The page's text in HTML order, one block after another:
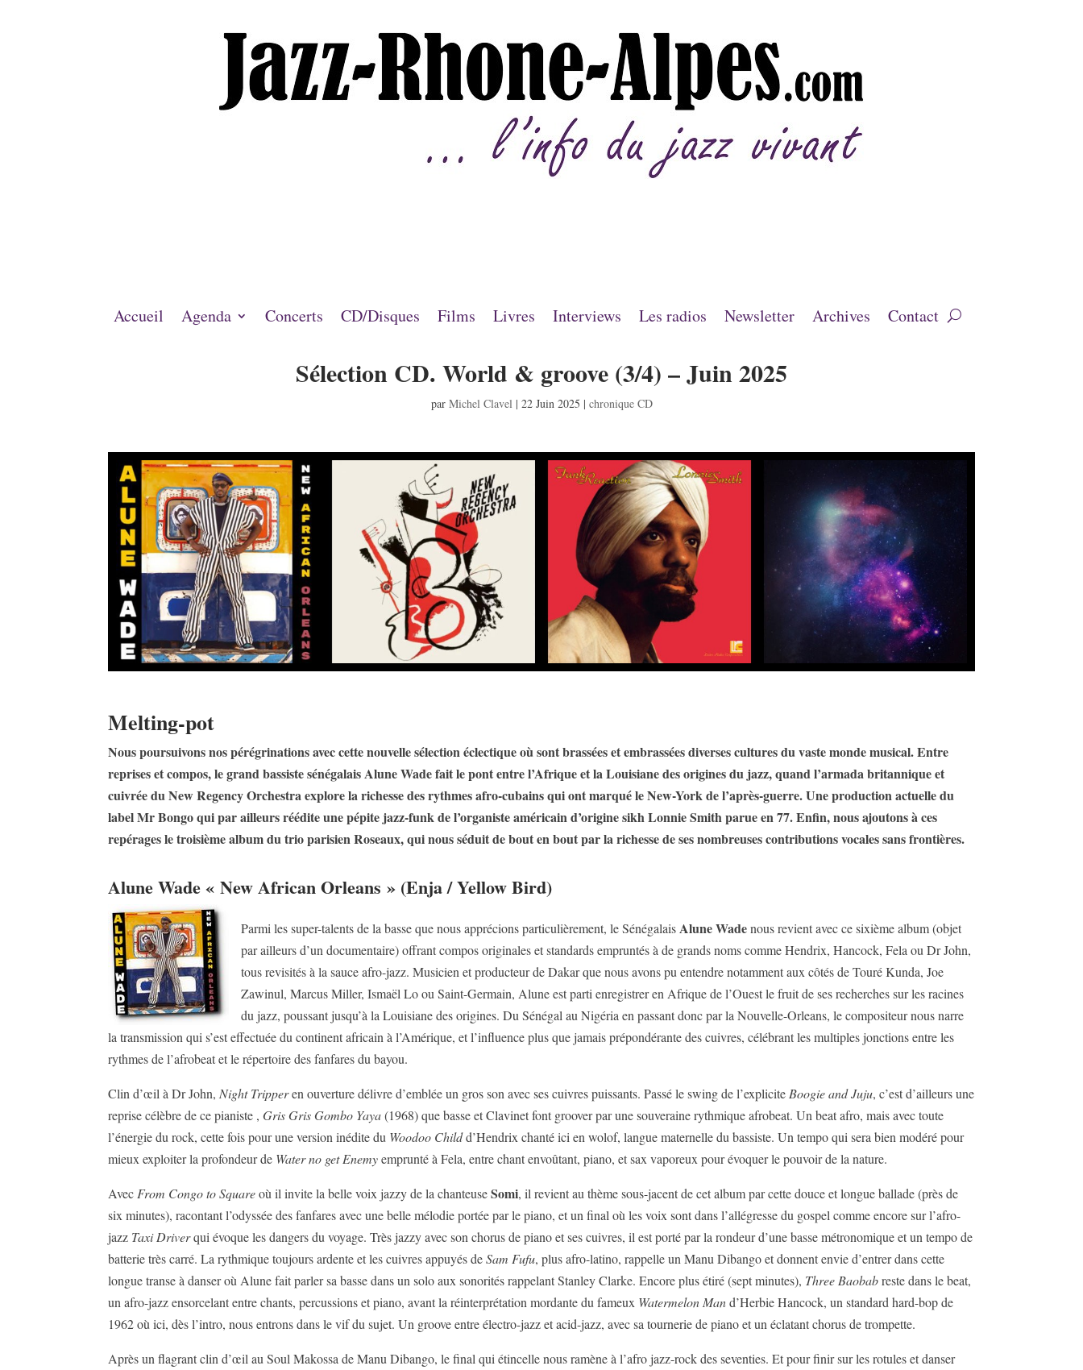
Accueil Agenda Concerts CD/Disques Films Livres Interviews Les radios Newsletter Archives Contact
Sélection CD. World & groove (3/4) – Juin 2025
par Michel Clavel | 22 Juin 2025 | chronique CD
Melting-pot
Nous poursuivons nos pérégrinations avec cette nouvelle sélection éclectique où sont brassées et embrassées diverses cultures du vaste monde musical. Entre
reprises et compos, le grand bassiste sénégalais Alune Wade fait le pont entre l’Afrique et la Louisiane des origines du jazz, quand l’armada britannique et
cuivrée du New Regency Orchestra explore la richesse des rythmes afro-cubains qui ont marqué le New-York de l’après-guerre. Une production actuelle du
label Mr Bongo qui par ailleurs réédite une pépite jazz-funk de l’organiste américain d’origine sikh Lonnie Smith parue en 77. Enfin, nous ajoutons à ces
repérages le troisième album du trio parisien Roseaux, qui nous séduit de bout en bout par la richesse de ses nombreuses contributions vocales sans frontières.
Alune Wade « New African Orleans » (Enja / Yellow Bird)
Parmi les super-talents de la basse que nous apprécions particulièrement, le Sénégalais Alune Wadenous revient avec ce sixième album (objet
par ailleurs d’un documentaire) offrant compos originales et standards empruntés à de grands noms comme Hendrix, Hancock, Fela ou Dr John,
tous revisités à la sauce afro-jazz. Musicien et producteur de Dakar que nous avons pu entendre notamment aux côtés de Touré Kunda, Joe
Zawinul, Marcus Miller, Ismaël Lo ou Saint-Germain, Alune est parti enregistrer en Afrique de l’Ouest le fruit de ses recherches sur les racines
du jazz, poussant jusqu’à la Louisiane des origines. Du Sénégal au Nigéria en passant donc par la Nouvelle-Orleans, le compositeur nous narre
la transmission qui s’est effectuée du continent africain à l’Amérique, et l’influence plus que jamais prépondérante des cuivres, célébrant les multiples jonctions entre les
rythmes de l’afrobeat et le répertoire des fanfares du bayou.
Clin d’œil à Dr John, Night Tripperen ouverture délivre d’emblée un gros son avec ses cuivres puissants. Passé le swing de l’explicite Boogie and Juju, c’est d’ailleurs une
reprise célèbre de ce pianiste ,Gris Gris Gombo Yaya(1968) que basse et Clavinet font groover par une souveraine rythmique afrobeat. Un beat afro, mais avec toute
l’énergie du rock, cette fois pour une version inédite du Woodoo Childd’Hendrix chanté ici en wolof, langue maternelle du bassiste. Un tempo qui sera bien modéré pour
mieux exploiter la profondeur de Water no get Enemyemprunté à Fela, entre chant envoûtant, piano, et sax vaporeux pour évoquer le pouvoir de la nature.
Avec From Congo to Squareoù il invite la belle voix jazzy de la chanteuseSomi, il revient au thème sous-jacent de cet album par cette douce et longue ballade (près de
six minutes), racontant l’odyssée des fanfares avec une belle mélodie portée par le piano, et un final où les voix sont dans l’allégresse du gospel comme encore sur l’afro-
jazz Taxi Driverqui évoque les dangers du voyage. Très jazzy avec son chorus de piano et ses cuivres, il est porté par la rondeur d’une basse métronomique et un tempo de
batterie très carré. La rythmique toujours ardente et les cuivres appuyés deSam Fufu, plus afro-latino, rappelle un Manu Dibango et donnent envie d’entrer dans cette
longue transe à danser où Alune fait parler sa basse dans un solo aux sonorités rappelant Stanley Clarke. Encore plus étiré (sept minutes), Three Baobabreste dans le beat,
un afro-jazz ensorcelant entre chants, percussions et piano, avant la réinterprétation mordante du fameux Watermelon Mand’Herbie Hancock, un standard hard-bop de
1962 où ici, dès l’intro, nous entrons dans le vif du sujet. Un groove entre électro-jazz et acid-jazz, avec sa tournerie de piano et un éclatant chorus de trompette.
Après un flagrant clin d’œil au Soul Makossa de Manu Dibango, le final qui étincelle nous ramène à l’afro jazz-rock des seventies. Et pour finir sur les rotules et danser